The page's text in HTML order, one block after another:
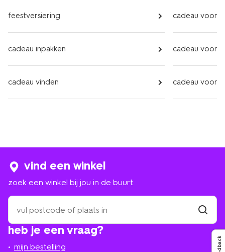
feestversiering
cadeau inpakken
cadeau vinden
cadeau voor
cadeau voor
cadeau voor
heb je een vraag?
mijn bestelling
vind een winkel
zoek een winkel bij jou in de buurt
zoek
een
winkel
bij
winkel